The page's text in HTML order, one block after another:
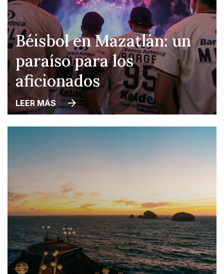
Béisbol en Mazatlán: un
paraíso para los
aficionados
LEER MÁS